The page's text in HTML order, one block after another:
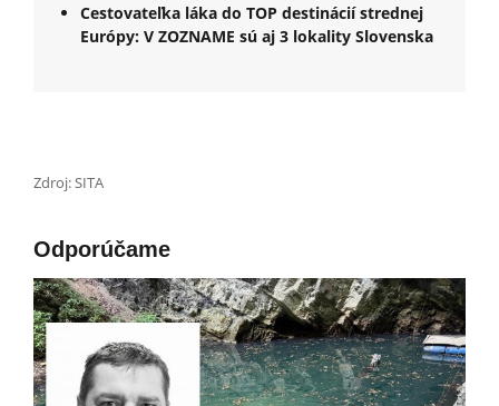
Cestovateľka láka do TOP destinácií strednej
Európy: V ZOZNAME sú aj 3 lokality Slovenska
Zdroj: SITA
Odporúčame